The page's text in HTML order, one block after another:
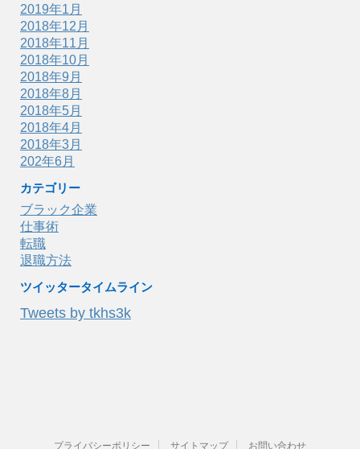
2019年1月
2018年12月
2018年11月
2018年10月
2018年9月
2018年8月
2018年5月
2018年4月
2018年3月
202年6月
カテゴリー
ブラック企業
仕事術
転職
退職方法
ツイッタータイムライン
Tweets by tkhs3k
プライバシーポリシー サイトマップ お問い合わせ